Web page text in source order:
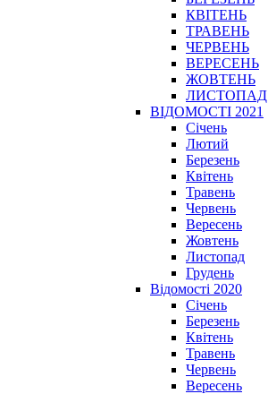
КВІТЕНЬ
ТРАВЕНЬ
ЧЕРВЕНЬ
ВЕРЕСЕНЬ
ЖОВТЕНЬ
ЛИСТОПАД
ВІДОМОСТІ 2021
Січень
Лютий
Березень
Квітень
Травень
Червень
Вересень
Жовтень
Листопад
Грудень
Відомості 2020
Січень
Березень
Квітень
Травень
Червень
Вересень